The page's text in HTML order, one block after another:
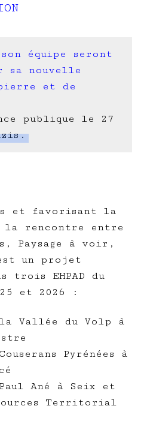
équipe seront
sa nouvelle
et de
publique le 27
et favorisant la
la rencontre entre
Paysage à voir,
un projet
trois EHPAD du
et 2026 :
la Vallée du Volp à
Pyrénées à
Paul Ané à Seix et
Territorial